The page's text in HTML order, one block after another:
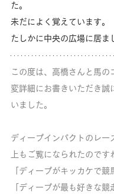
た。
未だによく覚えています。
たしかに中央の広場に居ま
この度は、高橋さんと馬の
変詳細にお書きいただき誠
いました。
ディープインパクトのレー
上もご覧になられたのです
「ディープがキッカケで競
「ディープが最も好きな競